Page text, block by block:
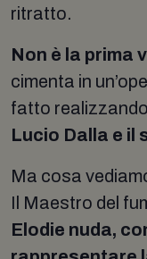
ritratto.
Non è la prima
cimenta in
fatto
Lucio Dalla e il
Ma cosa
Il Maestro del
Elodie nuda,